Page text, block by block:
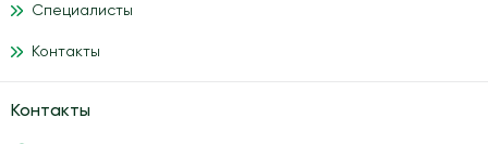
Специалисты
Контакты
Контакты